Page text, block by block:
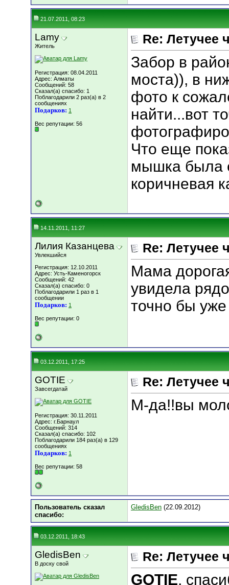
21.07.2011, 08:23
Lamy
Житель
Регистрация: 08.04.2011
Адрес: Алматы
Сообщений: 58
Сказал(а) спасибо: 1
Поблагодарили 2 раз(а) в 2
сообщениях
Подарков: 1
Вес репутации: 56
Re: Летучее
Забор в
моста)), в
фото к
найти...вот
Что еще
мышка была
коричневая
14.11.2011, 11:27
Лилия Казанцева
Увлекшийся
Регистрация: 12.10.2011
Адрес: Усть-Каменогорск
Сообщений: 42
Сказал(а) спасибо: 0
Поблагодарили 1 раз в 1
сообщении
Подарков: 1
Вес репутации: 0
Re: Летучее
Мама
увидела
точно бы
03.12.2011, 17:25
GOTIE
Завсегдатай
Регистрация: 30.11.2011
Адрес: г.Барнаул
Сообщений: 314
Сказал(а) спасибо: 102
Поблагодарили 184 раз(а) в 129
сообщениях
Подарков: 1
Вес репутации: 58
Re: Летучее
М-да!!вы
Пользователь сказал
cпасибо:
GledisBen (22.09.2012)
03.12.2011, 18:43
GledisBen
В доску свой Re: Летучее
GOTIE,